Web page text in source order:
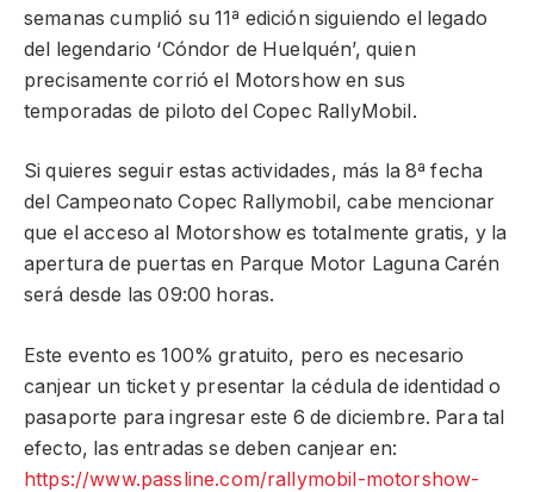
semanas cumplió su 11ª edición siguiendo el legado
del legendario ‘Cóndor de Huelquén’, quien
precisamente corrió el Motorshow en sus
temporadas de piloto del Copec RallyMobil.
Si quieres seguir estas actividades, más la 8ª fecha
del Campeonato Copec Rallymobil, cabe mencionar
que el acceso al Motorshow es totalmente gratis, y la
apertura de puertas en Parque Motor Laguna Carén
será desde las 09:00 horas.
Este evento es 100% gratuito, pero es necesario
canjear un ticket y presentar la cédula de identidad o
pasaporte para ingresar este 6 de diciembre. Para tal
efecto, las entradas se deben canjear en:
https://www.passline.com/rallymobil-motorshow-